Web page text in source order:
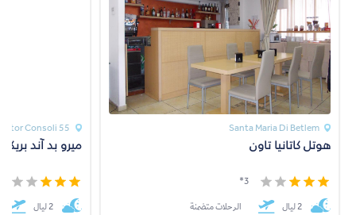
Consoli 55
ميرو بد آند
2 ليال
Santa Maria Di Betlem
هوتل كاتانيا تاون
3*
2 ليال الرحلات متضمنة